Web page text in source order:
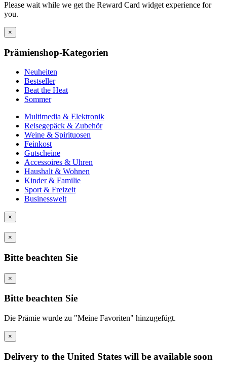
Please wait while we get the Reward Card widget experience for
you.
×
Prämienshop-Kategorien
Neuheiten
Bestseller
Beat the Heat
Sommer
Multimedia & Elektronik
Reisegepäck & Zubehör
Weine & Spirituosen
Feinkost
Gutscheine
Accessoires & Uhren
Haushalt & Wohnen
Kinder & Familie
Sport & Freizeit
Businesswelt
×
×
Bitte beachten Sie
×
Bitte beachten Sie
Die Prämie wurde zu "Meine Favoriten" hinzugefügt.
×
Delivery to the United States will be available soon